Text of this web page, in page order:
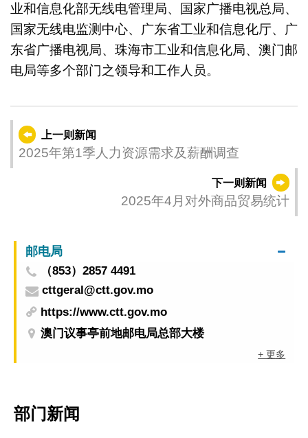
业和信息化部无线电管理局、国家广播电视总局、
国家无线电监测中心、广东省工业和信息化厅、广
东省广播电视局、珠海市工业和信息化局、澳门邮
电局等多个部门之领导和工作人员。
上一则新闻
2025年第1季人力资源需求及薪酬调查
下一则新闻
2025年4月对外商品贸易统计
邮电局
（853）2857 4491
cttgeral@ctt.gov.mo
https://www.ctt.gov.mo
澳门议事亭前地邮电局总部大楼
+ 更多
部门新闻